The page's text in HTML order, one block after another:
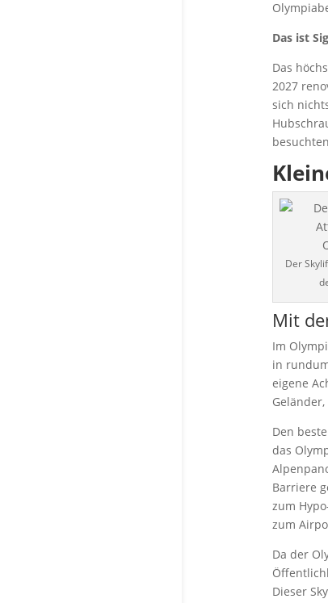
Das ist
Das
2027
sich
Der
Mit
Im
in
eigene
Den
das
Barriere
zum
zum
Da der
Dieser